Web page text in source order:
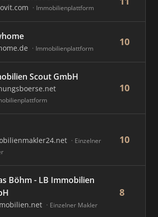
Immobilienplattform
Immobilienplattform
10
Scout GmbH
10
Einzelner
10
Böhm - LB Immobilien
Einzelner Makler
8